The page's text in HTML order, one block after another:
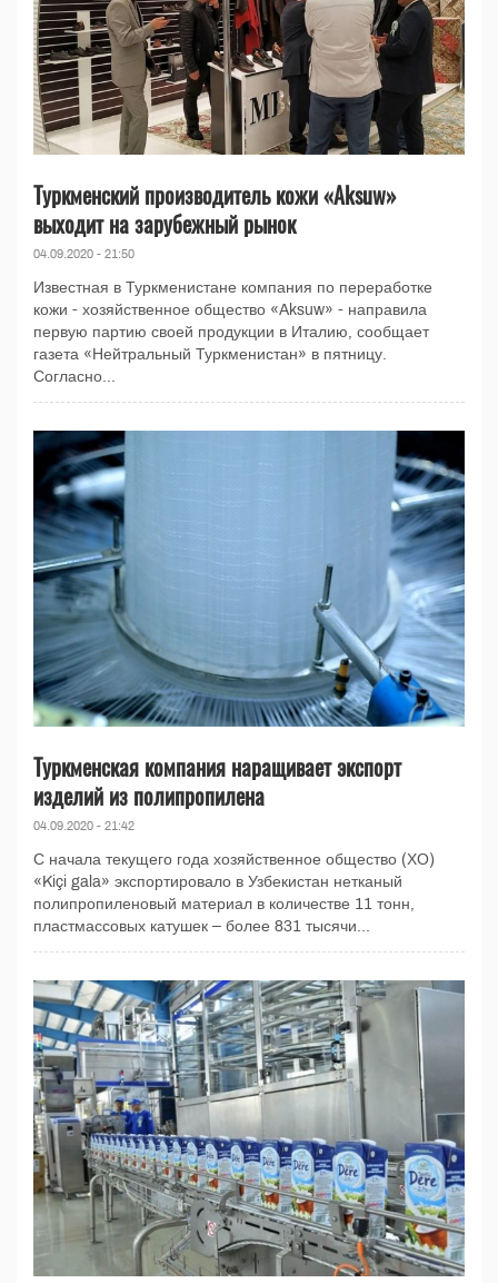
Туркменский производитель кожи «Aksuw»
выходит на зарубежный рынок
04.09.2020 - 21:50
Известная в Туркменистане компания по переработке
кожи - хозяйственное общество «Aksuw» - направила
первую партию своей продукции в Италию, сообщает
газета «Нейтральный Туркменистан» в пятницу.
Согласно...
Туркменская компания наращивает экспорт
изделий из полипропилена
04.09.2020 - 21:42
С начала текущего года хозяйственное общество (ХО)
«Kiçi gala» экспортировало в Узбекистан нетканый
полипропиленовый материал в количестве 11 тонн,
пластмассовых катушек – более 831 тысячи...